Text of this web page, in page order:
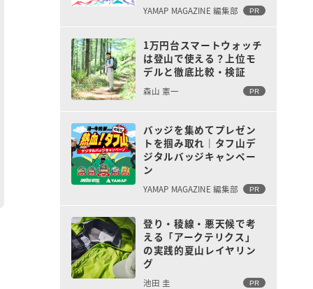
YAMAP MAGAZINE 編集部 PR
1万円台スマートウォッチ
は登山で使える？上位モ
デルと徹底比較・検証
森山 憲一 PR
バッジを集めてプレゼン
トを掴み取れ｜タフ山デ
ジタルバッジキャンペー
ン
YAMAP MAGAZINE 編集部 PR
登り・稜線・悪天候で考
える「アークテリクス」
の実践的夏山レイヤリン
グ
池田 圭 PR